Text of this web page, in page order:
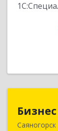
Саяногорск
655603,